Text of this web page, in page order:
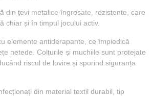
din țevi metalice îngroșate, rezistente, care
chiar și în timpul jocului activ.
elemente antiderapante, ce împiedică
netede. Colțurile și muchiile sunt protejate
riscul de lovire și sporind siguranța
din material textil durabil, tip